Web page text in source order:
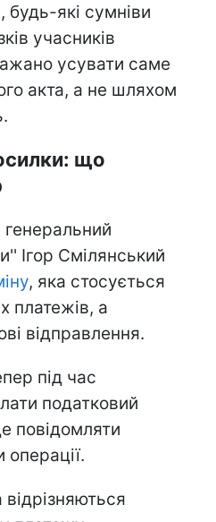
які сумніви
учасників
усувати саме
акта, а не шляхом
що
Ігор Смілянський
, яка стосується
платежів, а
відправлення.
під час
податковий
повідомляти